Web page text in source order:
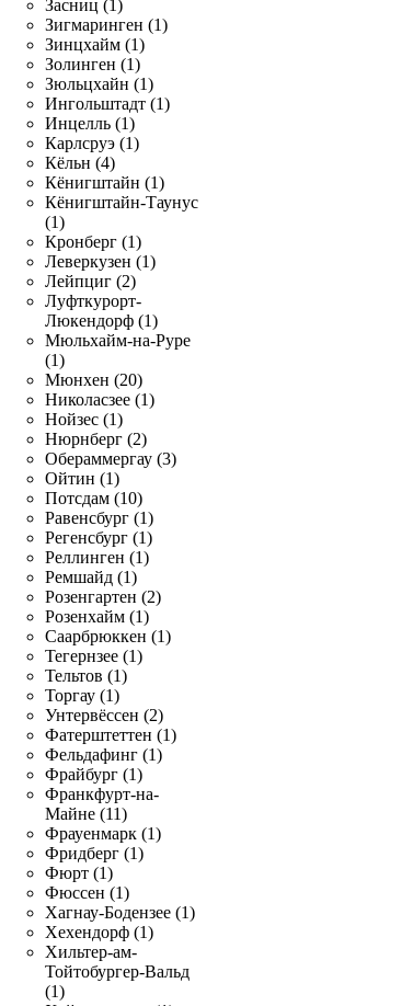
Засниц (1)
Зигмаринген (1)
Зинцхайм (1)
Золинген (1)
Зюльцхайн (1)
Ингольштадт (1)
Инцелль (1)
Карлсруэ (1)
Кёльн (4)
Кёнигштайн (1)
Кёнигштайн-Таунус
(1)
Кронберг (1)
Леверкузен (1)
Лейпциг (2)
Луфткурорт-
Люкендорф (1)
Мюльхайм-на-Руре
(1)
Мюнхен (20)
Николасзее (1)
Нойзес (1)
Нюрнберг (2)
Обераммергау (3)
Ойтин (1)
Потсдам (10)
Равенсбург (1)
Регенсбург (1)
Реллинген (1)
Ремшайд (1)
Розенгартен (2)
Розенхайм (1)
Саарбрюккен (1)
Тегернзее (1)
Тельтов (1)
Торгау (1)
Унтервёссен (2)
Фатерштеттен (1)
Фельдафинг (1)
Фрайбург (1)
Франкфурт-на-
Майне (11)
Фрауенмарк (1)
Фридберг (1)
Фюрт (1)
Фюссен (1)
Хагнау-Бодензее (1)
Хехендорф (1)
Хильтер-ам-
Тойтобургер-Вальд
(1)